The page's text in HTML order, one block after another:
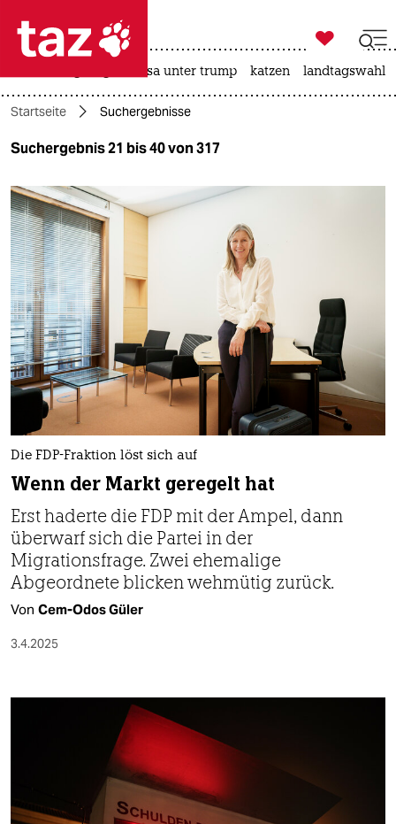
 taz zahl ich
taz zahl ich
themen
politik
öko
gesellschaft
kultur
sport
berlin
nord
wahrheit
verlag
verlag
veranstaltungen
unterstützen
genossenschaft

taz zahl ich
usa unter trump katzen landtagswahl
Startseite Suchergebnisse
Suchergebnis 21 bis 40 von 317
Die FDP-Fraktion löst sich auf
Wenn der Markt geregelt hat
Erst haderte die FDP mit der Ampel, dann
überwarf sich die Partei in der
Migrationsfrage. Zwei ehemalige
Abgeordnete blicken wehmütig zurück.
Von Cem-Odos Güler
3.4.2025